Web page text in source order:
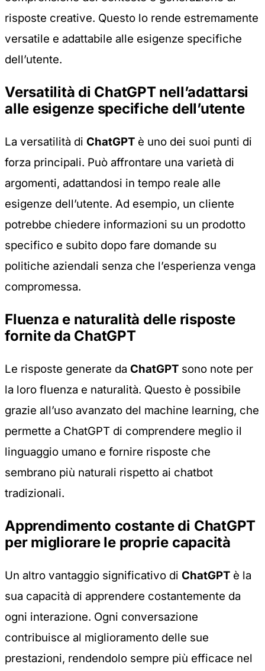
risposte creative. Questo lo rende estremamente
versatile e adattabile alle esigenze specifiche
dell’utente.
Versatilità di ChatGPT nell’adattarsi
alle esigenze specifiche dell’utente
La versatilità di ChatGPT è uno dei suoi punti di
forza principali. Può affrontare una varietà di
argomenti, adattandosi in tempo reale alle
esigenze dell’utente. Ad esempio, un cliente
potrebbe chiedere informazioni su un prodotto
specifico e subito dopo fare domande su
politiche aziendali senza che l’esperienza venga
compromessa.
Fluenza e naturalità delle risposte
fornite da ChatGPT
Le risposte generate da ChatGPT sono note per
la loro fluenza e naturalità. Questo è possibile
grazie all’uso avanzato del machine learning, che
permette a ChatGPT di comprendere meglio il
linguaggio umano e fornire risposte che
sembrano più naturali rispetto ai chatbot
tradizionali.
Apprendimento costante di ChatGPT
per migliorare le proprie capacità
Un altro vantaggio significativo di ChatGPT è la
sua capacità di apprendere costantemente da
ogni interazione. Ogni conversazione
contribuisce al miglioramento delle sue
prestazioni, rendendolo sempre più efficace nel